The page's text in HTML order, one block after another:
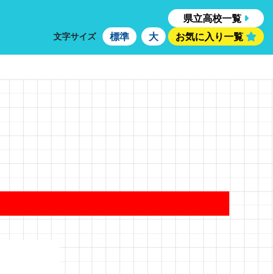
文字サイズ 標準 大
県立高校一覧
お気に入り一覧